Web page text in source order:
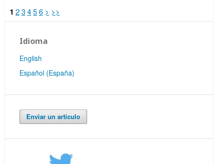
1 23456 > >>
Idioma
English
Español (España)
Enviar un artículo